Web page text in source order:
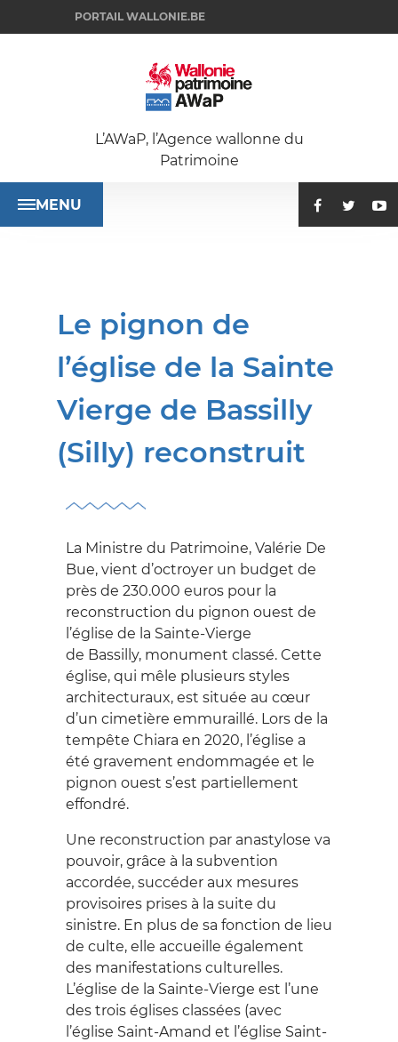
MENU
PORTAIL WALLONIE.BE
L’AWaP, l’Agence wallonne du
Patrimoine
Le pignon de
l’église de la Sainte
Vierge de Bassilly
(Silly) reconstruit
La Ministre du Patrimoine, Valérie De
Bue, vient d’octroyer un budget de
près de 230.000 euros pour la
reconstruction du pignon ouest de
l’église de la Sainte-Vierge
de Bassilly, monument classé. Cette
église, qui mêle plusieurs styles
architecturaux, est située au cœur
d’un cimetière emmuraillé. Lors de la
tempête Chiara en 2020, l’église a
été gravement endommagée et le
pignon ouest s’est partiellement
effondré.
Une reconstruction par anastylose va
pouvoir, grâce à la subvention
accordée, succéder aux mesures
provisoires prises à la suite du
sinistre. En plus de sa fonction de lieu
de culte, elle accueille également
des manifestations culturelles.
L’église de la Sainte-Vierge est l’une
des trois églises classées (avec
l’église Saint-Amand et l’église Saint-
SE
RENSEIGNER
SUR LES PROCÉDURES
Exemption des droits
donation et de partage
Protection du
Patrimoine
Restaurer
Subsides
SE
DOCUMENTER
SUR LE PATRIMOINE
documentation
Inventaire du
Patrimoine
Patrimoine classé,
exceptionnel et
mondial
Publications &
Documentations
Vidéos
DÉCOUVRIR
LE PATRIMOINE
Adoptons un
monument
Archéoforum
Jeunesse
Journées du Patrimoine
SE FORMER
DANS LE DOMAINE DU
PATRIMOINE
Bourses, prix, concours
et subventions...
International
Nos Centres de
formation
Scolaires
S'INVESTIR
DANS LE PATRIMOINE
Alliance Patrimoine-
Emploi 2.0
Partenariat avec
Prométhéa
Services internationaux
L'AGENCE
WALLONNE DU
PATRIMOINE
NOS MISSIONS
Location auditorium de
Beez
ACTUALITÉS